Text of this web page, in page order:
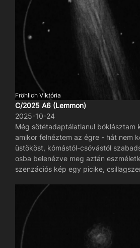
Fröhlich Viktória
C/2025 A6 (Lemmon)
2025-10-24
Még sötétadaptálatlanul bóklásztam
amikor felnéztem az égre - hát nem
üstököst, kómástól-csóvástól
osba belenézve meg aztán
szenzációs kép egy picike,
Az ion- és a porcsóvák csodásan
három szálat követhetünk végig
fok) keresztül. Rengeteg
ioncsóvában, szinte mintha maga is
ráadásul a déli széle fényesebbnek
tapasztaltuk, hogy a kóma nyugati